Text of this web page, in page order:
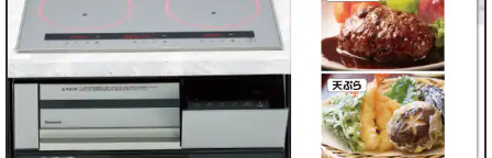
い
▼
都
い
▼
都
い
▼
都
い
▼
都